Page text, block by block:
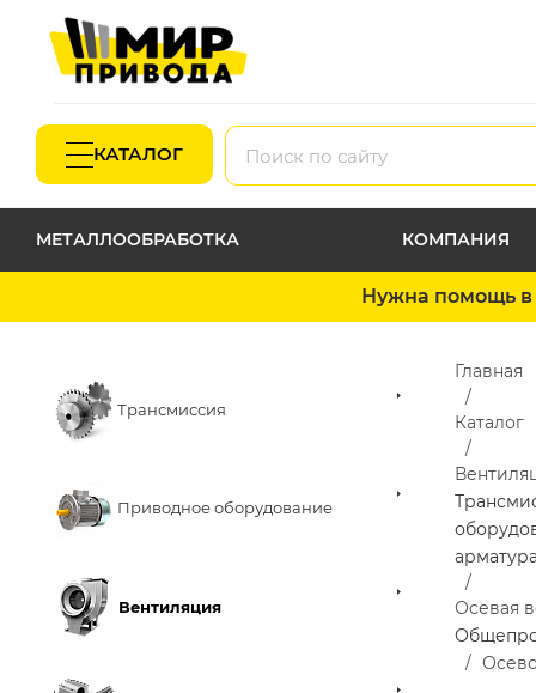
КАТАЛОГ
МЕТАЛЛООБРАБОТКА КОМПАНИЯ
Нужна помощь в
Трансмиссия
Приводное оборудование
Вентиляция
Главная
Каталог
Осевая